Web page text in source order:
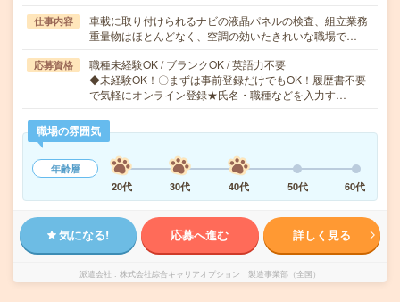
仕事内容
車載に取り付けられるナビの液晶パネルの検査、組立業務
重量物はほとんどなく、空調の効いたきれいな職場で…
応募資格
職種未経験OK / ブランクOK / 英語力不要
◆未経験OK！〇まずは事前登録だけでもOK！履歴書不要
で気軽にオンライン登録★氏名・職種などを入力す…
職場の雰囲気
年齢層
20代
30代 40代 50代 60代
気になる! 応募へ進む 詳しく見る
派遣会社 株式会社綜合キャリアオプション 製造事業部（全国）